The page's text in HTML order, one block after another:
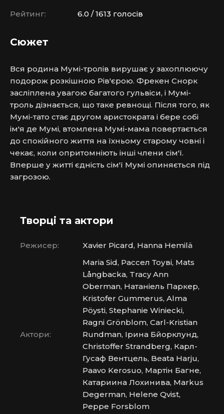
Рейтинг:
6.0 / 1613 голосів
Сюжет
Вся родина Мумі-тролів вирушає у захоплюючу
подорож розкішною Рів'єрою. Фрекен Снорк
засліплена увагою багатого гульвіси, і Мумі-
троль дізнається, що таке ревнощі. Після того, як
Мумі-тато стає другом аристократа і бере собі
ім'я де Мумі, втомлена Мумі-мама повертається
до спокійного життя на їхньому старому човні і
чекає, коли опритомніють інші члени сім'ї.
Вперше у житті єдність сім'ї Мумі опиняється під
загрозою.
Творці та актори
Режисер: Xavier Picard, Hanna Hemilä
Актори:
Maria Sid, Рассел Тоуві, Mats
Långbacka, Tracy Ann
Oberman, Натаніель Паркер,
Kristofer Gummerus, Alma
Pöysti, Stephanie Winiecki,
Ragni Grönblom, Carl-Kristian
Rundman, Ірина Бйорклунд,
Christoffer Strandberg, Карл-
Гусаф Вентцель, Beata Harju,
Paavo Kerosuo, Мартін Багне,
Катариина Лохинива, Markus
Degerman, Helene Qvist,
Peppe Forsblom